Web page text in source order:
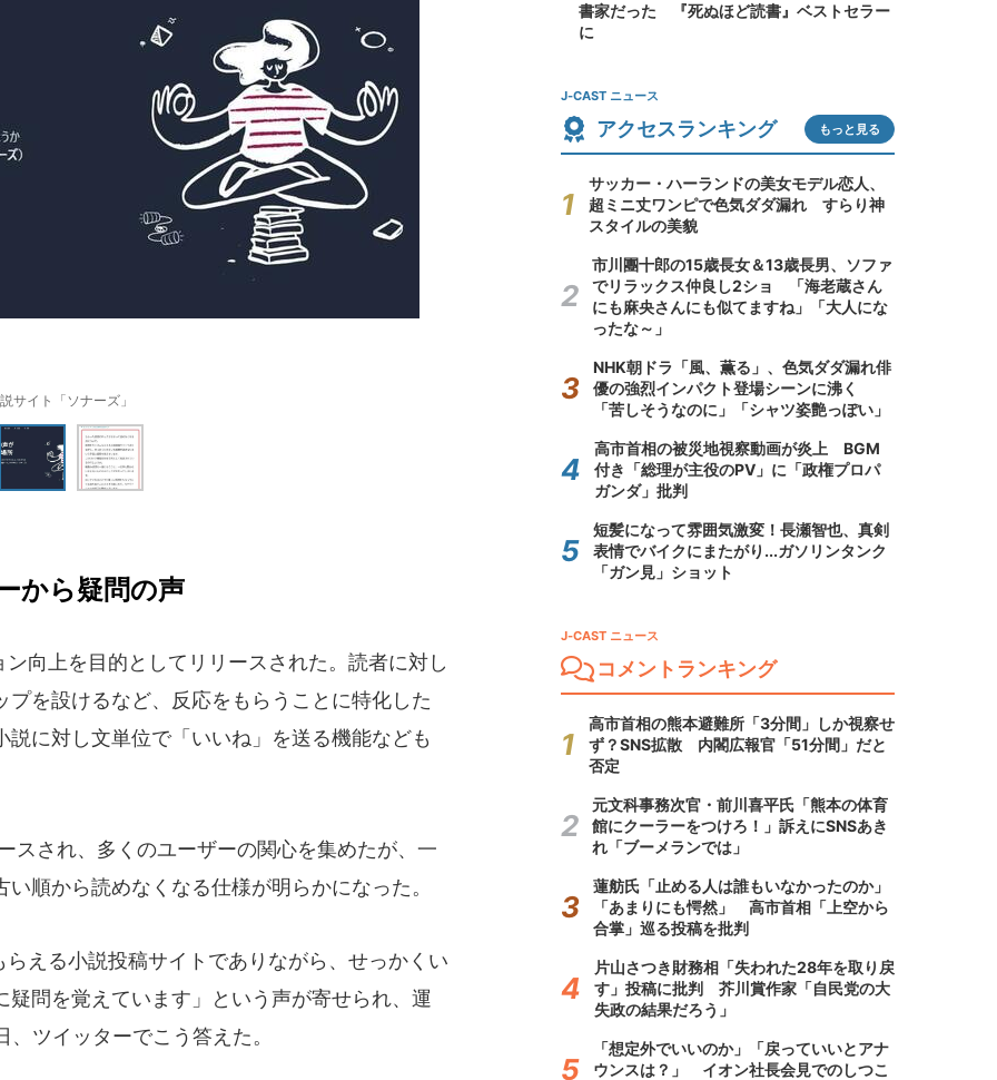
サイト「ソナーズ」
から疑問の声
向上を目的としてリリースされた。読者に対し
を設けるなど、反応をもらうことに特化した
に対し文単位で「いいね」を送る機能なども
され、多くのユーザーの関心を集めたが、一
順から読めなくなる仕様が明らかになった。
える小説投稿サイトでありながら、せっかくい
問を覚えています」という声が寄せられ、運
ツイッターでこう答えた。
書家だった 『死ぬほど読書』ベストセラー
に
J-CAST ニュース
アクセスランキング もっと見る
サッカー・ハーランドの美女モデル恋人、
超ミニ丈ワンピで色気ダダ漏れ すらり神
スタイルの美貌
市川團十郎の15歳長女＆13歳長男、ソファ
でリラックス仲良し2ショ 「海老蔵さん
にも麻央さんにも似てますね」「大人にな
ったな～」
NHK朝ドラ「風、薫る」、色気ダダ漏れ俳
優の強烈インパクト登場シーンに沸く
「苦しそうなのに」「シャツ姿艶っぽい」
高市首相の被災地視察動画が炎上 BGM
付き「総理が主役のPV」に「政権プロパ
ガンダ」批判
短髪になって雰囲気激変！長瀬智也、真剣
表情でバイクにまたがり...ガソリンタンク
「ガン見」ショット
J-CAST ニュース
コメントランキング
高市首相の熊本避難所「3分間」しか視察せ
ず？SNS拡散 内閣広報官「51分間」だと
否定
元文科事務次官・前川喜平氏「熊本の体育
館にクーラーをつけろ！」訴えにSNSあき
れ「ブーメランでは」
蓮舫氏「止める人は誰もいなかったのか」
「あまりにも愕然」 高市首相「上空から
合掌」巡る投稿を批判
片山さつき財務相「失われた28年を取り戻
す」投稿に批判 芥川賞作家「自民党の大
失政の結果だろう」
「想定外でいいのか」「戻っていいとアナ
ウンスは？」 イオン社長会見でのしつこ